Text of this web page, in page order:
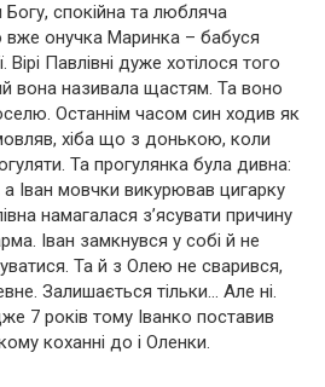
Богу, спокійна та любляча
вже онучка Маринка – бабуся
Вірі Павлівні дуже хотілося того
вона називала щастям. Та воно
Останнім часом син ходив як
хіба що з донькою, коли
Та прогулянка була дивна:
а Іван мовчки викурював цигарку
намагалася з’ясувати причину
Іван замкнувся у собі й не
Та й з Олею не сварився,
Залишається тільки… Але ні.
7 років тому Іванко поставив
коханні до і Оленки.